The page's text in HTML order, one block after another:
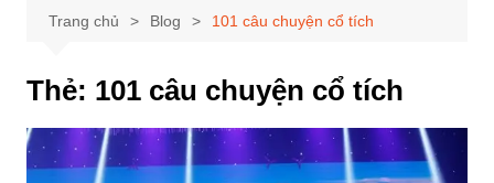
Trang chủ Blog 101 câu chuyện cổ tích
Thẻ: 101 câu chuyện cổ tích